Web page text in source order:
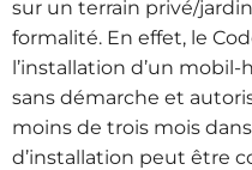
sur un terrain privé/
formalité. En effet, le
l’installation d’un
sans démarche et
moins de trois mois
d’installation peut être